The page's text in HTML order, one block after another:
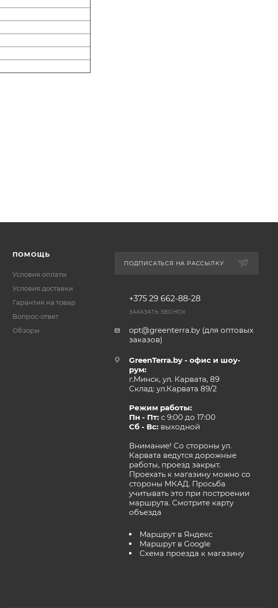
ПОМОЩЬ
Условия оплаты
Условия доставки
Гарантия на товар
Вопрос-ответ
Обзоры
ПОДПИСАТЬСЯ НА РАССЫЛКУ
+375 29 662-88-28
ЗАКАЗАТЬ ЗВОНОК
opt@greenterra.by (для оптовых
заказов)
GreenTerra.by - офис и шоу-
рум:
г.Минск, ул. Карвата, 89
Склад: ул.Карвата 89/2
Режим работы:
Пн - Пт:с 9:00 до 17:00
Сб - Вс:выходной
Внимание! Со стороны ул.
Карвата ведутся дорожные
работы, проезд закрыт.
Проехать к магазину можно со
стороны МКАД. Просьба
учитывать это при построении
маршрута. Смотрите карту
объезда
Маршрут в Яндекс
Маршрут в Google
Схема проезда к магазину